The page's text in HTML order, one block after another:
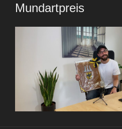
Mundartpreis